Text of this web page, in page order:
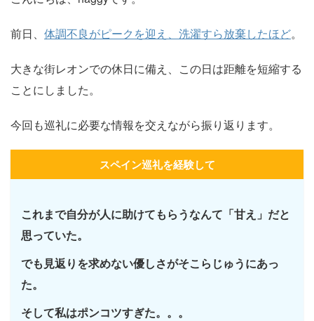
前日、 体調不良がピークを迎え、洗濯すら放棄したほど。
大きな街レオンでの休日に備え、この日は距離を短縮する
ことにしました。
今回も巡礼に必要な情報を交えながら振り返ります。
スペイン巡礼を経験して
これまで自分が人に助けてもらうなんて「甘え」だと
思っていた。
でも見返りを求めない優しさがそこらじゅうにあっ
た。
そして私はポンコツすぎた。。。